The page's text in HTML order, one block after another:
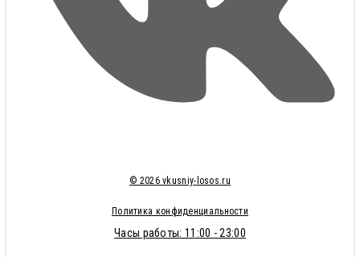
© 2026 vkusniy-losos.ru
Политика конфиденциальности
Часы работы: 11:00 - 23:00